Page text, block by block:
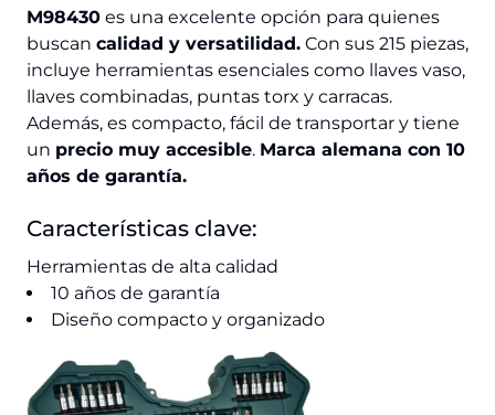
M98430 es una excelente opción para quienes
buscan calidad y versatilidad. Con sus 215 piezas,
incluye herramientas esenciales como llaves vaso,
llaves combinadas, puntas torx y carracas.
Además, es compacto, fácil de transportar y tiene
un precio muy accesible. Marca alemana con 10
años de garantía.
Características clave:
Herramientas de alta calidad
10 años de garantía
Diseño compacto y organizado